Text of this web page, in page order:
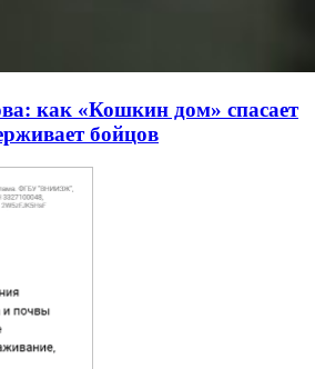
как «Кошкин дом» спасает
бойцов